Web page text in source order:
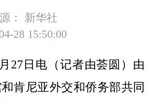
：
新华社
28 15:50:00
日电（记者由荟圆）由
肯尼亚外交和侨务部共同